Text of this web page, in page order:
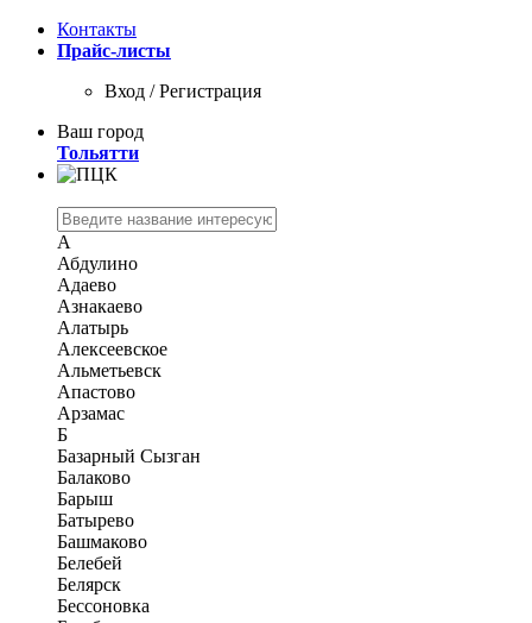
Контакты
Прайс-листы
Вход / Регистрация
Ваш город
Тольятти
А
Абдулино
Адаево
Азнакаево
Алатырь
Алексеевское
Альметьевск
Апастово
Арзамас
Б
Базарный Сызган
Балаково
Барыш
Батырево
Башмаково
Белебей
Белярск
Бессоновка